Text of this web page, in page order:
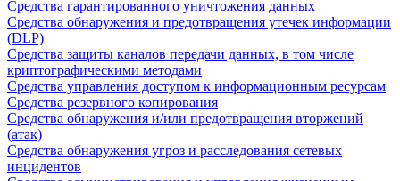
Средства гарантированного уничтожения данных
Средства обнаружения и предотвращения утечек информации
(DLP)
Средства защиты каналов передачи данных, в том числе
криптографическими методами
Средства управления доступом к информационным ресурсам
Средства резервного копирования
Средства обнаружения и/или предотвращения вторжений
(атак)
Средства обнаружения угроз и расследования сетевых
инцидентов